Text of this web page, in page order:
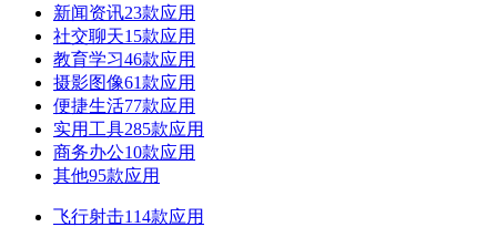
新闻资讯23款应用
社交聊天15款应用
教育学习46款应用
摄影图像61款应用
便捷生活77款应用
实用工具285款应用
商务办公10款应用
其他95款应用
飞行射击114款应用